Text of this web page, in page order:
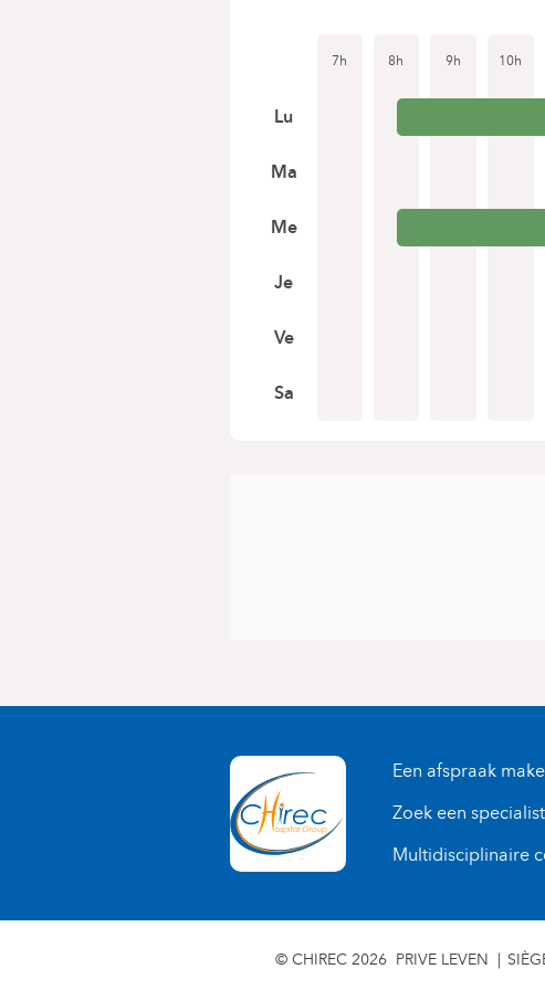
7h 8h 9h 10h
Lu
Ma
Me
Je
Ve
Sa
Een afspraak
Zoek een specialist
Multidisciplinaire
© CHIREC 2026 PRIVE LEVEN